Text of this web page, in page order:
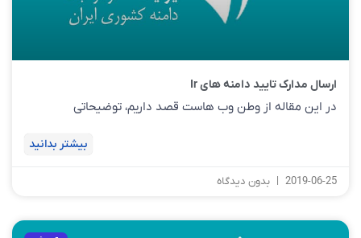
ارسال مدارک تایید دامنه های Ir
در این مقاله از وطن وب هاست قصد داریم، توضیحاتی
بیشتر بدانید
2019-06-25 بدون دیدگاه